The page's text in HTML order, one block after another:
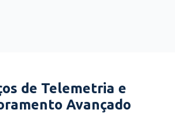
de Telemetria e
Avançado